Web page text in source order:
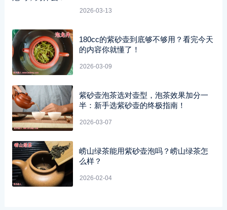
2026-03-13
180cc的紫砂壶到底够不够用？看完今天
的内容你就懂了！
2026-03-09
紫砂壶泡茶选对壶型，泡茶效果加分一
半：新手选紫砂壶的终极指南！
2026-03-07
崂山绿茶能用紫砂壶泡吗？崂山绿茶怎
么样？
2026-02-04